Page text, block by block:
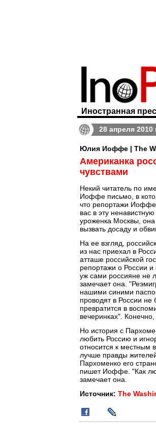
Иностранная
28 апреля 2010
Юлия Иоффе | The
Американка
чувствами
Некий читатель по
Иоффе письмо, в
что репортажи Иоффе
вас в эту
уроженка Москвы,
вызвать досаду и
На ее взгляд,
из нас приехал в
атташе российской
репортажи о России и
уж сами россияне не
замечает она.
нашими синими
проводят в России
превратится в
вечеринках".
Но история с
любить Россию и
относится к местным
лучше правды
Пархоменко его
пишет Иоффе. "Как
замечает она.
Источник: The